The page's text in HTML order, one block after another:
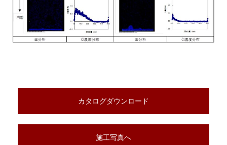
カタログダウンロード
施工写真へ